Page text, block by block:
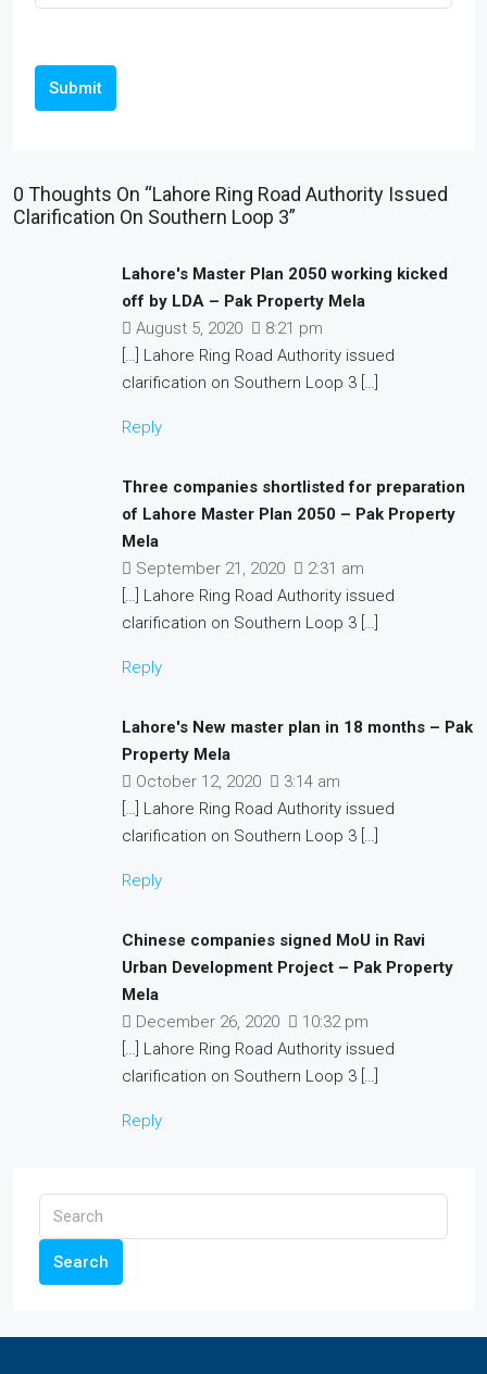
Submit
0 Thoughts On “Lahore Ring Road Authority Issued
Clarification On Southern Loop 3”
Lahore's Master Plan 2050 working kicked
off by LDA – Pak Property Mela
August 5, 2020
8:21 pm
[…] Lahore Ring Road Authority issued
clarification on Southern Loop 3 […]
Reply
Three companies shortlisted for preparation
of Lahore Master Plan 2050 – Pak Property
Mela
September 21, 2020
2:31 am
[…] Lahore Ring Road Authority issued
clarification on Southern Loop 3 […]
Reply
Lahore's New master plan in 18 months – Pak
Property Mela
October 12, 2020
3:14 am
[…] Lahore Ring Road Authority issued
clarification on Southern Loop 3 […]
Reply
Chinese companies signed MoU in Ravi
Urban Development Project – Pak Property
Mela
December 26, 2020
10:32 pm
[…] Lahore Ring Road Authority issued
clarification on Southern Loop 3 […]
Reply
Search